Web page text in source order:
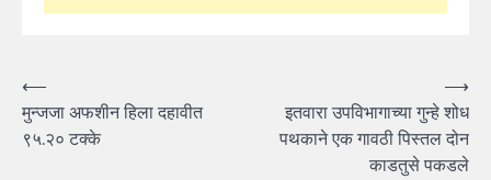
Post
navigation
⟵
मुन्जजा अफशीन हिला दहावीत
९५.२० टक्के
इतवारा उपविभागाच्या गुन्हे शोध
पथकाने एक गावठी पिस्तल दोन
काडतुसे पकडले
⟶